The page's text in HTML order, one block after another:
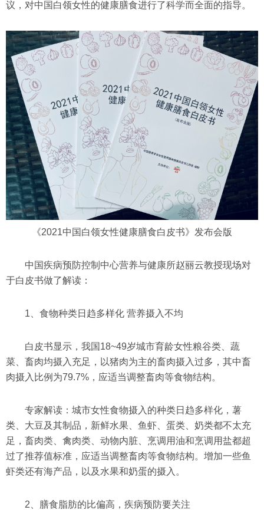
议，对中国白领女性的健康膳食进行了科学而全面的指导。
《2021中国白领女性健康膳食白皮书》发布会版
中国疾病预防控制中心营养与健康所赵丽云教授现场对
于白皮书做了解读：
1、食物种类日趋多样化 营养摄入不均
白皮书显示，我国18~49岁城市育龄女性粮谷类、蔬
菜、畜肉均摄入充足，以猪肉为主的畜肉摄入过多，其中畜
肉摄入比例为79.7%，应适当调整畜肉等食物结构。
专家解读：城市女性食物摄入的种类日趋多样化，薯
类、大豆及其制品，新鲜水果、鱼虾、蛋类、奶类都不太充
足，畜肉类、禽肉类、动物内脏、烹调用油和烹调用盐都超
过了推荐值标准，应适当调整畜肉等食物结构。增加一些鱼
虾类还有海产品，以及水果和奶蛋的摄入。
2、膳食脂肪的比偏高，疾病预防要关注